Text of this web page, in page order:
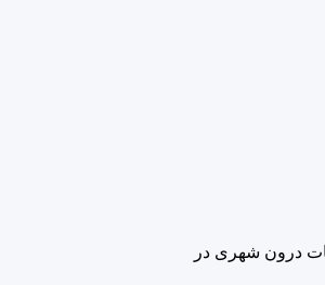
ابتدای امسال تاکنون شاهد کاهش ۷۴ درصدی تصادفات درون شهری در